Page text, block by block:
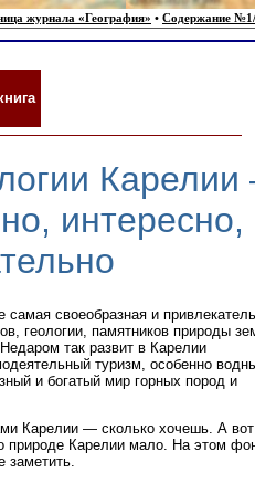
журнала «География» • Содержание
интересно,
своеобразная и
геологии, памятников природы
так развит в Карелии
туризм, особенно
и богатый мир горных пород и
Карелии — сколько хочешь. А вот
природе Карелии мало. На этом
заметить.